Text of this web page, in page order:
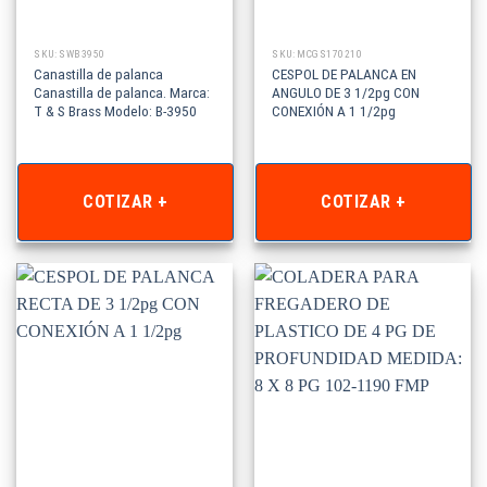
SKU: SWB3950
Canastilla de palanca
Canastilla de palanca. Marca:
T & S Brass Modelo: B-3950
COTIZAR +
SKU: MCGS170210
CESPOL DE PALANCA EN
ANGULO DE 3 1/2pg CON
CONEXIÓN A 1 1/2pg
COTIZAR +